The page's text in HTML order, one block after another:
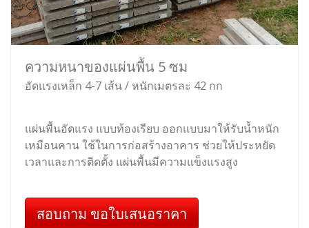
ความหนาของแผ่นพื้น 5 ซม
อัดแรงเหล็ก 4-7 เส้น / หนักเมตรละ 42 กก
แผ่นพื้นอัดแรง แบบท้องเรียบ ออกแบบมาให้รับน้ำหนัก
เหมือนคาน ใช้ในการก่อสร้างอาคาร ช่วยให้ประหยัด
เวลาและการติดตั้ง แผ่นพื้นมีความแข็งแรงสูง
สอบถาม ขอใบเสนอราคา